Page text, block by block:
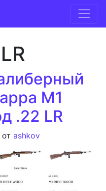
M1
.22 LR
от ashkov